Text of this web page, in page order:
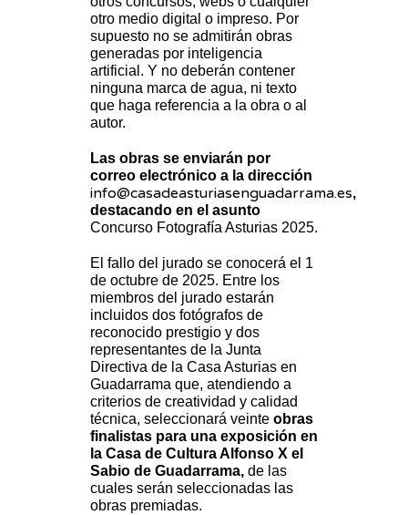
otro medio digital o impreso. Por
supuesto no se admitirán obras
generadas por inteligencia
artificial. Y no deberán contener
ninguna marca de agua, ni texto
que haga referencia a la obra o al
autor.
Las obras se enviarán por
correo electrónico a la dirección
info@casadeasturiasenguadarrama.es,
destacando en el asunto
Concurso Fotografía Asturias 2025.
El fallo del jurado se conocerá el 1
de octubre de 2025. Entre los
miembros del jurado estarán
incluidos dos fotógrafos de
reconocido prestigio y dos
representantes de la Junta
Directiva de la Casa Asturias en
Guadarrama que, atendiendo a
criterios de creatividad y calidad
técnica, seleccionará veinte obras
finalistas para una exposición en
la Casa de Cultura Alfonso X el
Sabio de Guadarrama, de las
cuales serán seleccionadas las
obras premiadas.